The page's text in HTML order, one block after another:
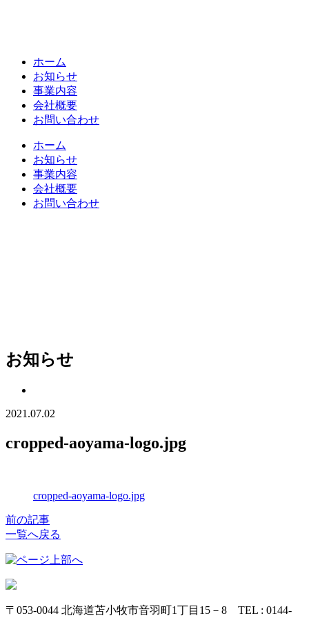
ホーム
お知らせ
事業内容
会社概要
お問い合わせ
ホーム
お知らせ
事業内容
会社概要
お問い合わせ
お知らせ
2021.07.02
cropped-aoyama-logo.jpg
cropped-aoyama-logo.jpg
前の記事
一覧へ戻る
〒053-0044 北海道苫小牧市音羽町1丁目15－8 TEL : 0144-